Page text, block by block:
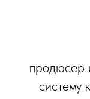
продюсер
систему